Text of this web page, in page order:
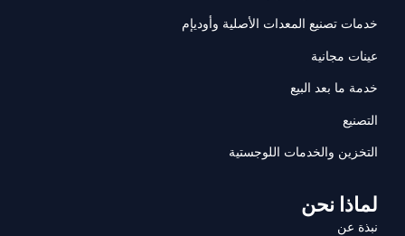
خدمات تصنيع المعدات الأصلية وأوديإم
عينات مجانية
خدمة ما بعد البيع
التصنيع
التخزين والخدمات اللوجستية
لماذا نحن
نبذة عن